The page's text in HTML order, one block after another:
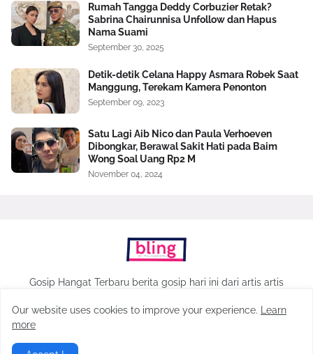
Rumah Tangga Deddy Corbuzier Retak?
Sabrina Chairunnisa Unfollow dan Hapus
Nama Suami
September 30, 2025
Detik-detik Celana Happy Asmara Robek Saat
Manggung, Terekam Kamera Penonton
September 09, 2023
Satu Lagi Aib Nico dan Paula Verhoeven
Dibongkar, Berawal Sakit Hati pada Baim
Wong Soal Uang Rp2 M
November 04, 2024
Gosip Hangat Terbaru berita gosip hari ini dari artis artis
Our website uses cookies to improve your experience.
Learn
more